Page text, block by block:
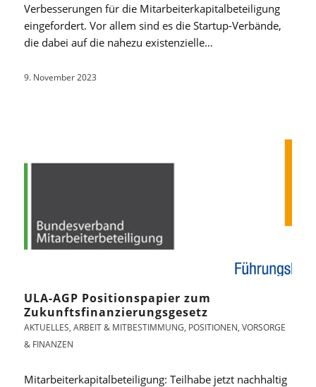
Verbesserungen für die Mitarbeiterkapitalbeteiligung
eingefordert. Vor allem sind es die Startup-Verbände,
die dabei auf die nahezu existenzielle…
9. November 2023
ULA-AGP Positionspapier zum
Zukunftsfinanzierungsgesetz
AKTUELLES, ARBEIT & MITBESTIMMUNG, POSITIONEN, VORSORGE
& FINANZEN
Mitarbeiterkapitalbeteiligung: Teilhabe jetzt nachhaltig